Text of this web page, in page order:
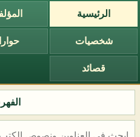
الرئيسية
شخصيات
قصائد